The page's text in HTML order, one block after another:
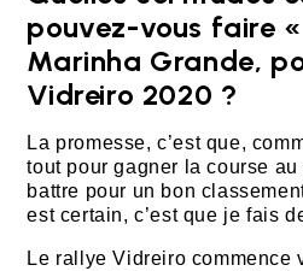
pouvez-vous faire
Marinha Grande,
Vidreiro 2020 ?
La promesse, c’est que,
tout pour gagner la course
battre pour un bon
est certain, c’est que je fais
Le rallye Vidreiro commence